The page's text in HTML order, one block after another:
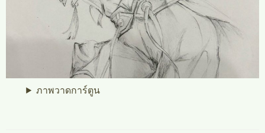
ภาพวาดการ์ตูน